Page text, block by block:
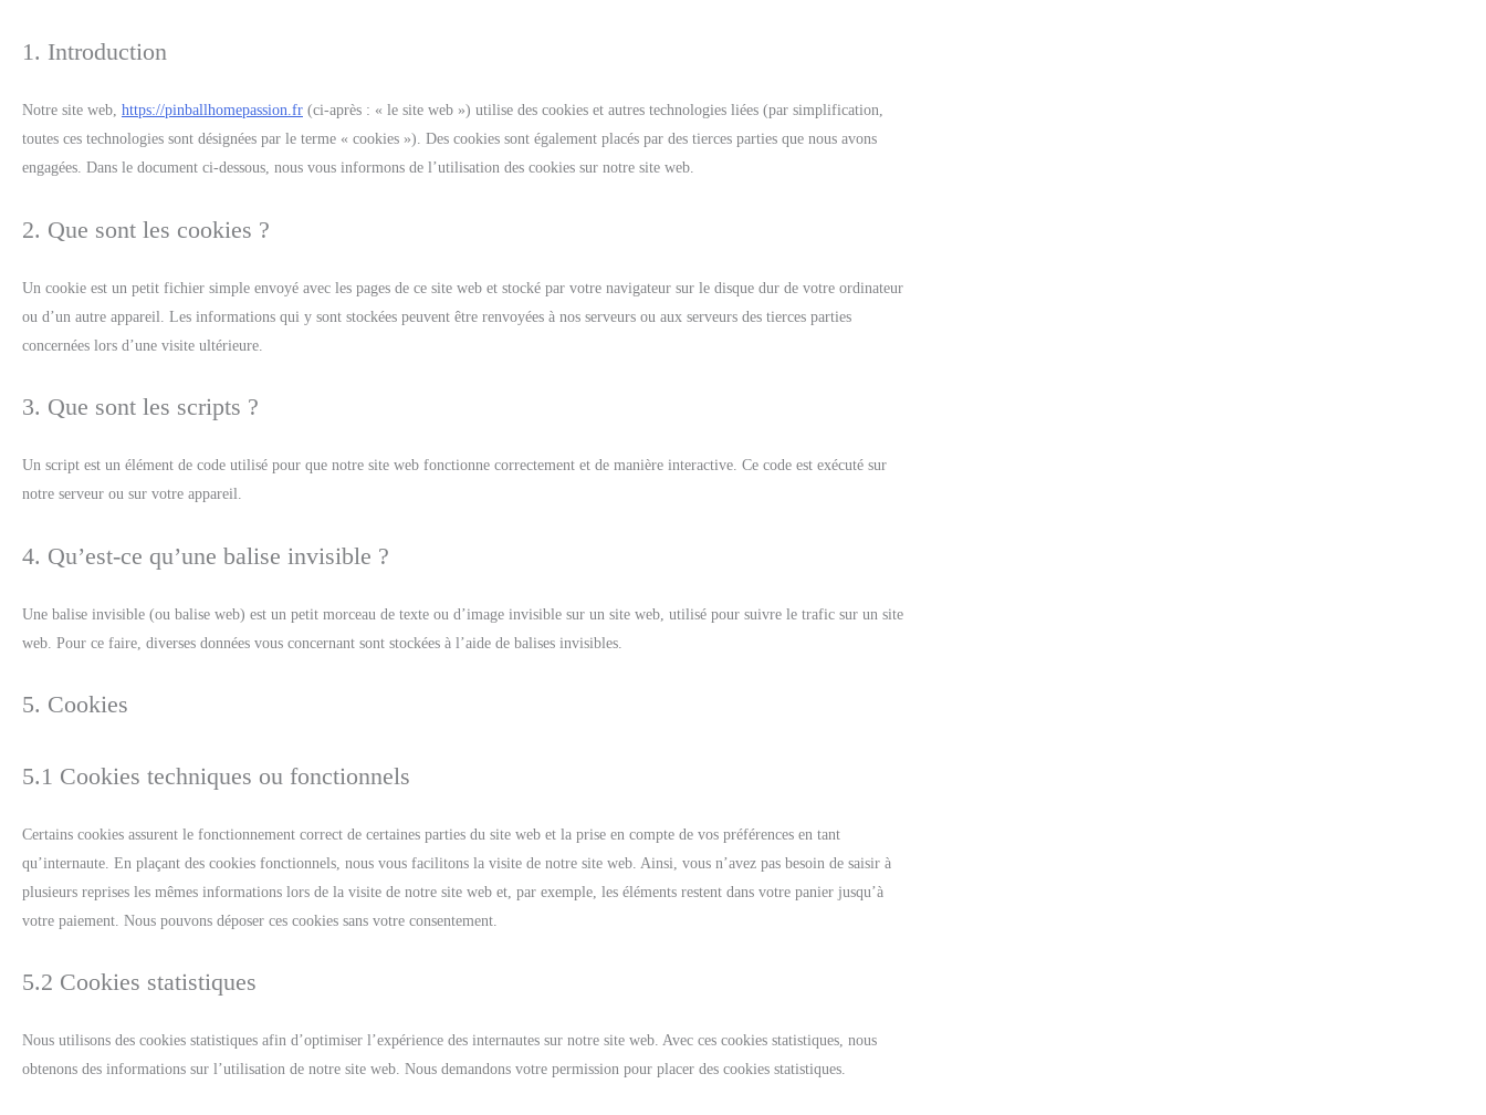
1. Introduction
Notre site web, https://pinballhomepassion.fr (ci-après : « le site web ») utilise des cookies et autres technologies liées (par simplification,
toutes ces technologies sont désignées par le terme « cookies »). Des cookies sont également placés par des tierces parties que nous avons
engagées. Dans le document ci-dessous, nous vous informons de l’utilisation des cookies sur notre site web.
2. Que sont les cookies ?
Un cookie est un petit fichier simple envoyé avec les pages de ce site web et stocké par votre navigateur sur le disque dur de votre ordinateur
ou d’un autre appareil. Les informations qui y sont stockées peuvent être renvoyées à nos serveurs ou aux serveurs des tierces parties
concernées lors d’une visite ultérieure.
3. Que sont les scripts ?
Un script est un élément de code utilisé pour que notre site web fonctionne correctement et de manière interactive. Ce code est exécuté sur
notre serveur ou sur votre appareil.
4. Qu’est-ce qu’une balise invisible ?
Une balise invisible (ou balise web) est un petit morceau de texte ou d’image invisible sur un site web, utilisé pour suivre le trafic sur un site
web. Pour ce faire, diverses données vous concernant sont stockées à l’aide de balises invisibles.
5. Cookies
5.1 Cookies techniques ou fonctionnels
Certains cookies assurent le fonctionnement correct de certaines parties du site web et la prise en compte de vos préférences en tant
qu’internaute. En plaçant des cookies fonctionnels, nous vous facilitons la visite de notre site web. Ainsi, vous n’avez pas besoin de saisir à
plusieurs reprises les mêmes informations lors de la visite de notre site web et, par exemple, les éléments restent dans votre panier jusqu’à
votre paiement. Nous pouvons déposer ces cookies sans votre consentement.
5.2 Cookies statistiques
Nous utilisons des cookies statistiques afin d’optimiser l’expérience des internautes sur notre site web. Avec ces cookies statistiques, nous
obtenons des informations sur l’utilisation de notre site web. Nous demandons votre permission pour placer des cookies statistiques.